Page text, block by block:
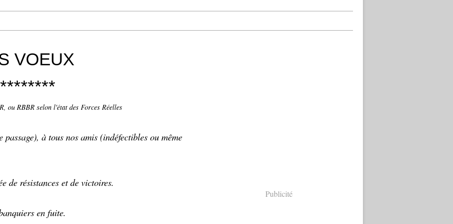
VOEUX
ou RBBR selon l'état des Forces Réelles
à tous nos amis (indéfectibles ou même
de résistances et de victoires.
en fuite.
Publicité